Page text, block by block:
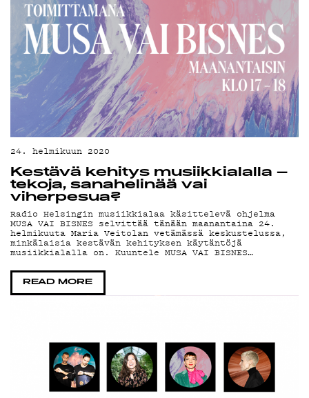
24. helmikuun 2020
Kestävä kehitys musiikkialalla –
tekoja, sanahelinää vai
viherpesua?
Radio Helsingin musiikkialaa käsittelevä ohjelma
MUSA VAI BISNES selvittää tänään maanantaina 24.
helmikuuta Maria Veitolan vetämässä keskustelussa,
minkälaisia kestävän kehityksen käytäntöjä
musiikkialalla on. Kuuntele MUSA VAI BISNES…
READ MORE